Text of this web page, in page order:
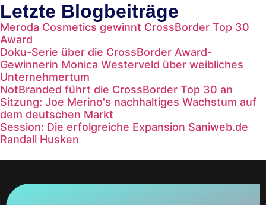
Letzte Blogbeiträge
Meroda Cosmetics gewinnt CrossBorder Top 30
Award
Doku-Serie über die CrossBorder Award-
Gewinnerin Monica Westerveld über weibliches
Unternehmertum
NotBranded führt die CrossBorder Top 30 an
Sitzung: Joe Merino's nachhaltiges Wachstum auf
dem deutschen Markt
Session: Die erfolgreiche Expansion Saniweb.de
Randall Husken